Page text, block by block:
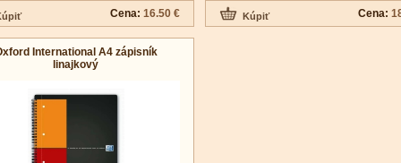
Cena: 16.50 € Cena:
International A4 zápisník
linajkový